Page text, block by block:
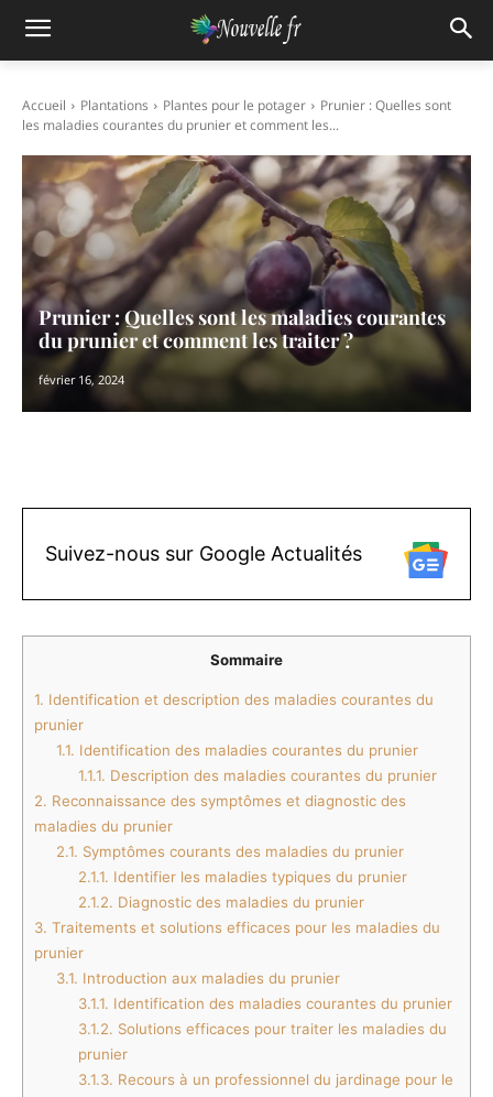
Accueil Plantations Plantes pour le potager
Prunier : Quelles sont
les maladies courantes du prunier et comment les...
Prunier : Quelles sont les maladies courantes
du prunier et comment les traiter ?
février 16, 2024
Suivez-nous sur Google Actualités
Sommaire
1. Identification et description des maladies courantes du
prunier
1.1. Identification des maladies courantes du prunier
1.1.1. Description des maladies courantes du prunier
2. Reconnaissance des symptômes et diagnostic des
maladies du prunier
2.1. Symptômes courants des maladies du prunier
2.1.1. Identifier les maladies typiques du prunier
2.1.2. Diagnostic des maladies du prunier
3. Traitements et solutions efficaces pour les maladies du
prunier
3.1. Introduction aux maladies du prunier
3.1.1. Identification des maladies courantes du prunier
3.1.2. Solutions efficaces pour traiter les maladies du
prunier
3.1.3. Recours à un professionnel du jardinage pour le